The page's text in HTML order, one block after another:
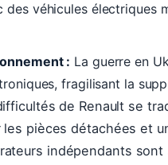
des véhicules électriques
: La guerre en
fragilisant la
de Renault se
les pièces détachées et
indépendants